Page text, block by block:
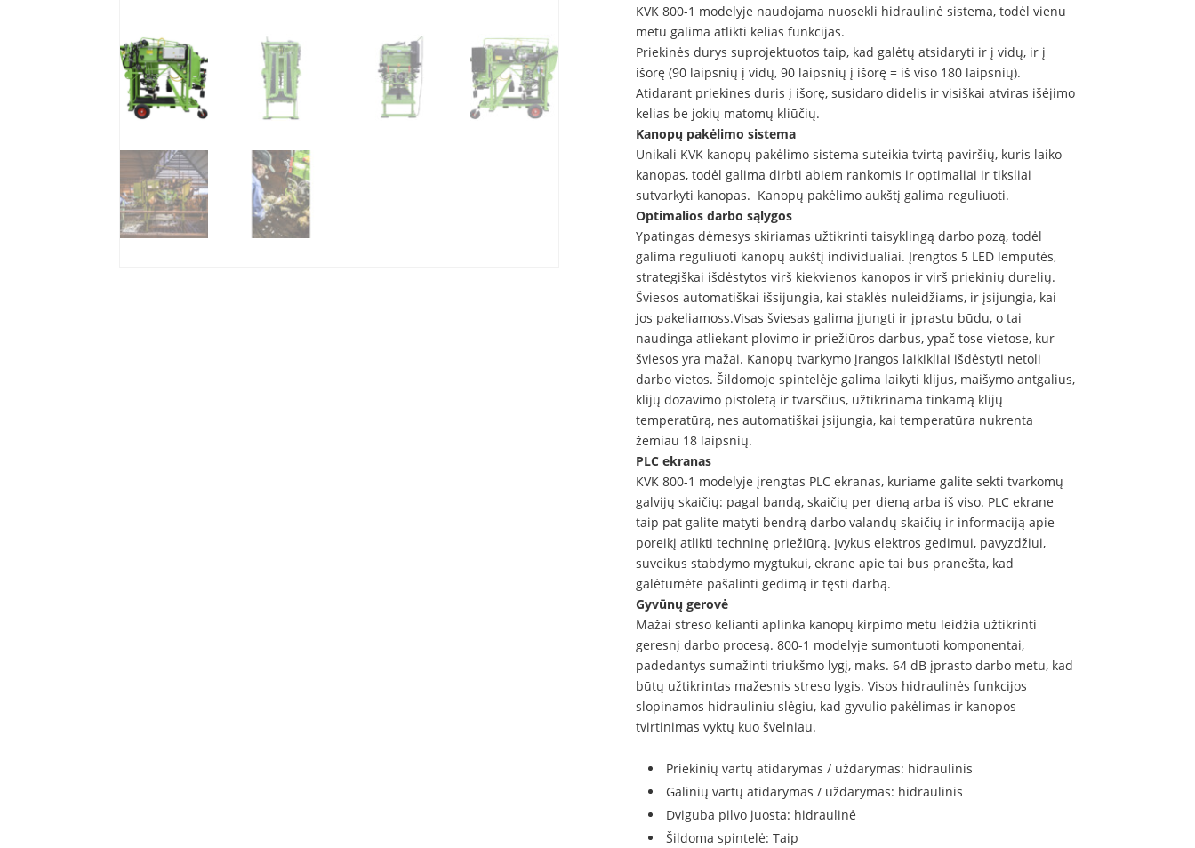
KVK 800-1 modelyje naudojama nuosekli hidraulinė sistema, todėl vienu
metu galima atlikti kelias funkcijas.
Priekinės durys suprojektuotos taip, kad galėtų atsidaryti ir į vidų, ir į
išorę (90 laipsnių į vidų, 90 laipsnių į išorę = iš viso 180 laipsnių).
Atidarant priekines duris į išorę, susidaro didelis ir visiškai atviras išėjimo
kelias be jokių matomų kliūčių.
Kanopų pakėlimo sistema
Unikali KVK kanopų pakėlimo sistema suteikia tvirtą paviršių, kuris laiko
kanopas, todėl galima dirbti abiem rankomis ir optimaliai ir tiksliai
sutvarkyti kanopas. Kanopų pakėlimo aukštį galima reguliuoti.
Optimalios darbo sąlygos
Ypatingas dėmesys skiriamas užtikrinti taisyklingą darbo pozą, todėl
galima reguliuoti kanopų aukštį individualiai. Įrengtos 5 LED lemputės,
strategiškai išdėstytos virš kiekvienos kanopos ir virš priekinių durelių.
Šviesos automatiškai išsijungia, kai staklės nuleidžiams, ir įsijungia, kai
jos pakeliamoss.Visas šviesas galima įjungti ir įprastu būdu, o tai
naudinga atliekant plovimo ir priežiūros darbus, ypač tose vietose, kur
šviesos yra mažai. Kanopų tvarkymo įrangos laikikliai išdėstyti netoli
darbo vietos. Šildomoje spintelėje galima laikyti klijus, maišymo antgalius,
klijų dozavimo pistoletą ir tvarsčius, užtikrinama tinkamą klijų
temperatūrą, nes automatiškai įsijungia, kai temperatūra nukrenta
žemiau 18 laipsnių.
PLC ekranas
KVK 800-1 modelyje įrengtas PLC ekranas, kuriame galite sekti tvarkomų
galvijų skaičių: pagal bandą, skaičių per dieną arba iš viso. PLC ekrane
taip pat galite matyti bendrą darbo valandų skaičių ir informaciją apie
poreikį atlikti techninę priežiūrą. Įvykus elektros gedimui, pavyzdžiui,
suveikus stabdymo mygtukui, ekrane apie tai bus pranešta, kad
galėtumėte pašalinti gedimą ir tęsti darbą.
Gyvūnų gerovė
Mažai streso kelianti aplinka kanopų kirpimo metu leidžia užtikrinti
geresnį darbo procesą. 800-1 modelyje sumontuoti komponentai,
padedantys sumažinti triukšmo lygį, maks. 64 dB įprasto darbo metu, kad
būtų užtikrintas mažesnis streso lygis. Visos hidraulinės funkcijos
slopinamos hidrauliniu slėgiu, kad gyvulio pakėlimas ir kanopos
tvirtinimas vyktų kuo švelniau.
Priekinių vartų atidarymas / uždarymas: hidraulinis
Galinių vartų atidarymas / uždarymas: hidraulinis
Dviguba pilvo juosta: hidraulinė
Šildoma spintelė: Taip